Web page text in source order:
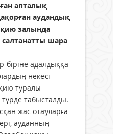
апталық
аудандық
қию залында
шара
біріне адалдыққа
некесі
туралы
түрде табысталды.
жас отауларға
ауданның